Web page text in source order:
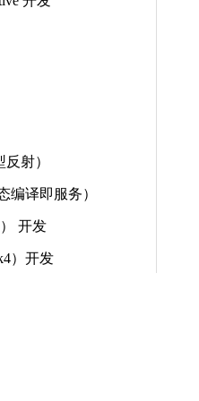
射）
编译即服务）
开发
）开发